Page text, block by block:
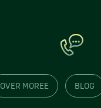
OVER MOREE BLOG